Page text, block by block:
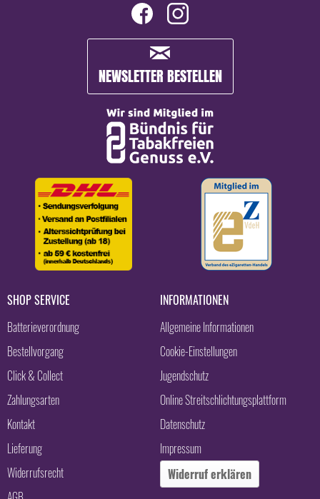
NEWSLETTER BESTELLEN
SHOP SERVICE
Batterieverordnung
Bestellvorgang
Click & Collect
Zahlungsarten
Kontakt
Lieferung
Widerrufsrecht
INFORMATIONEN
Allgemeine Informationen
Cookie-Einstellungen
Jugendschutz
Online Streitschlichtungsplattform
Datenschutz
Impressum
Widerruf erklären